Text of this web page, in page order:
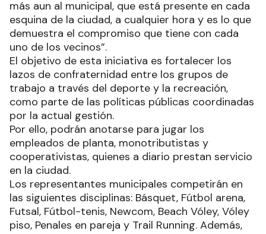
más aun al municipal, que está presente en cada
esquina de la ciudad, a cualquier hora y es lo que
demuestra el compromiso que tiene con cada
uno de los vecinos”.
El objetivo de esta iniciativa es fortalecer los
lazos de confraternidad entre los grupos de
trabajo a través del deporte y la recreación,
como parte de las políticas públicas coordinadas
por la actual gestión.
Por ello, podrán anotarse para jugar los
empleados de planta, monotributistas y
cooperativistas, quienes a diario prestan servicio
en la ciudad.
Los representantes municipales competirán en
las siguientes disciplinas: Básquet, Fútbol arena,
Futsal, Fútbol-tenis, Newcom, Beach Vóley, Vóley
piso, Penales en pareja y Trail Running. Además,